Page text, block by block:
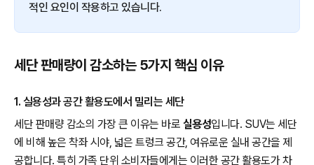
적인 요인이 작용하고 있습니다.
세단 판매량이 감소하는 5가지 핵심 이유
1. 실용성과 공간 활용도에서 밀리는 세단
세단 판매량 감소의 가장 큰 이유는 바로 실용성입니다. SUV는 세단
에 비해 높은 착좌 시야, 넓은 트렁크 공간, 여유로운 실내 공간을 제
공합니다. 특히 가족 단위 소비자들에게는 이러한 공간 활용도가 차